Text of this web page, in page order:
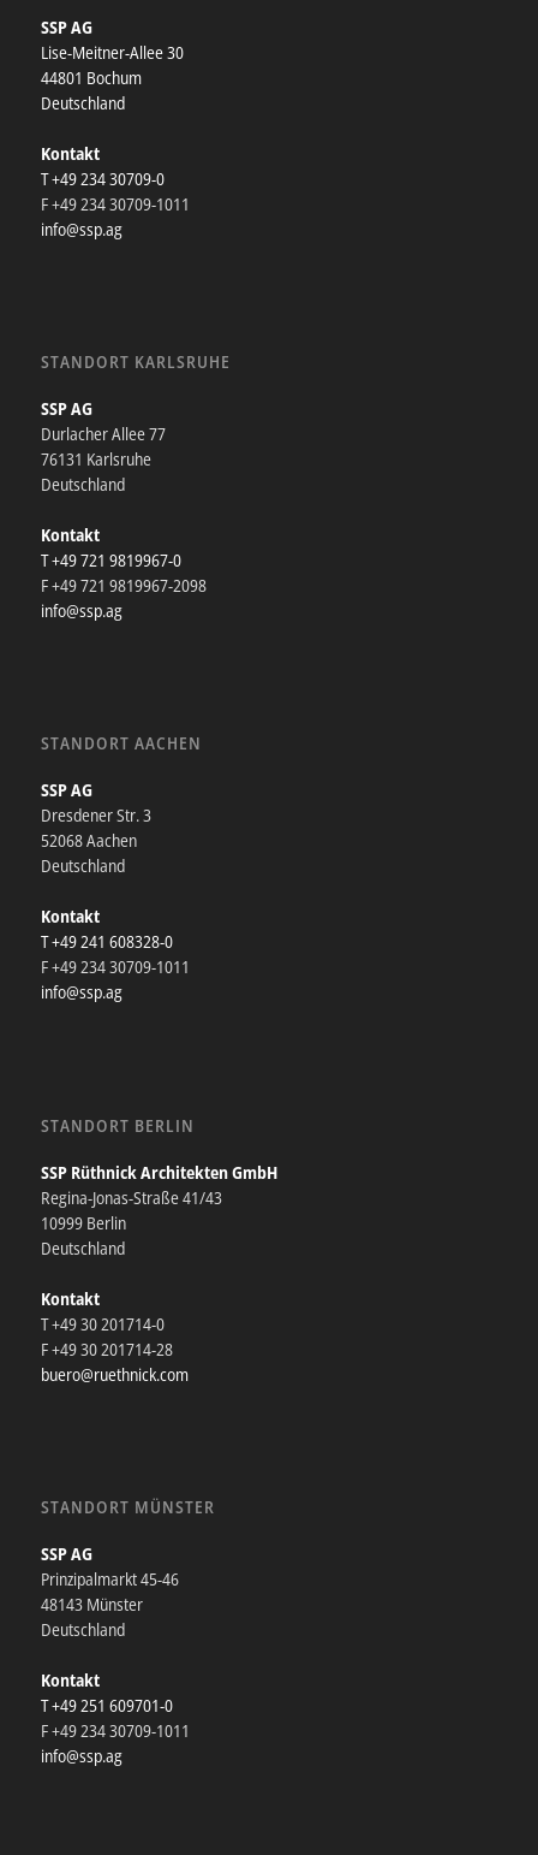
SSP AG
Lise-Meitner-Allee 30
44801 Bochum
Deutschland
Kontakt
T +49 234 30709-0
F +49 234 30709-1011
info@ssp.ag
STANDORT KARLSRUHE
SSP AG
Durlacher Allee 77
76131 Karlsruhe
Deutschland
Kontakt
T +49 721 9819967-0
F +49 721 9819967-2098
info@ssp.ag
STANDORT AACHEN
SSP AG
Dresdener Str. 3
52068 Aachen
Deutschland
Kontakt
T +49 241 608328-0
F +49 234 30709-1011
info@ssp.ag
STANDORT BERLIN
SSP Rüthnick Architekten GmbH
Regina-Jonas-Straße 41/43
10999 Berlin
Deutschland
Kontakt
T +49 30 201714-0
F +49 30 201714-28
buero@ruethnick.com
STANDORT MÜNSTER
SSP AG
Prinzipalmarkt 45-46
48143 Münster
Deutschland
Kontakt
T +49 251 609701-0
F +49 234 30709-1011
info@ssp.ag